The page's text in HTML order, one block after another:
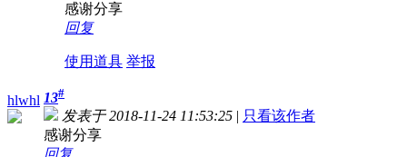
感谢分享
回复
使用道具 举报
hlwhl 13#
发表于 2018-11-24 11:53:25 | 只看该作者
感谢分享
回复